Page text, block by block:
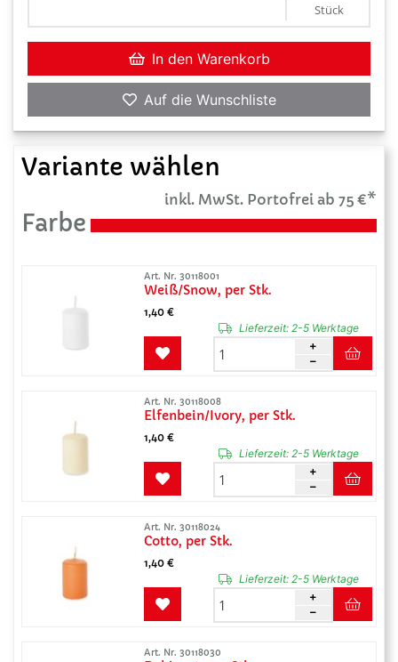
Stück
In den Warenkorb
Auf die Wunschliste
Variante wählen
inkl. MwSt. Portofrei ab 75 €*
Farbe
Art. Nr. 30118001
Weiß/Snow, per Stk.
1,40 €
Lieferzeit:2-5 Werktage
Art. Nr. 30118008
Elfenbein/Ivory, per Stk.
1,40 €
Lieferzeit:2-5 Werktage
Art. Nr. 30118024
Cotto, per Stk.
1,40 €
Lieferzeit:2-5 Werktage
Art. Nr. 30118030